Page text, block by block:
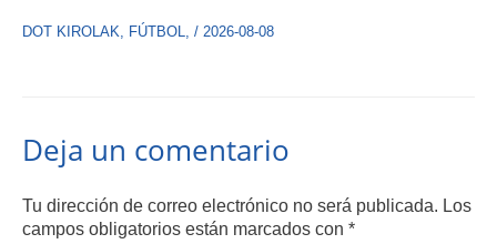
DOT KIROLAK FÚTBOL / 2026-08-08
Deja un comentario
Tu dirección de correo electrónico no será publicada. Los
campos obligatorios están marcados con *